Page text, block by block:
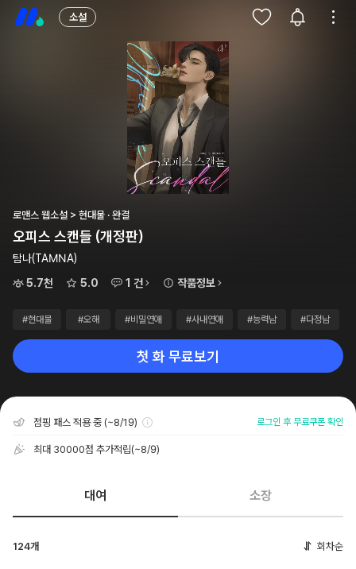
소설
로맨스 웹소설 > 현대물 · 완결
오피스 스캔들 (개정판)
탐나(TAMNA)
5.7천
5.0 1 건 작품정보
#현대물 #오해 #비밀연애 #사내연애 #능력남 #다정남
첫 화 무료보기
점핑 패스 적용 중 (~8/19) 로그인 후 무료쿠폰 확인
최대 30000점 추가적립(~8/9)
대여 소장
124개 회차순